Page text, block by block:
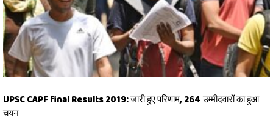
UPSC CAPF final Results 2019: जारी हुए परिणाम, 264 उम्मीदवारों का हुआ
चयन